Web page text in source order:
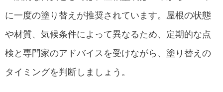
に一度の塗り替えが推奨されています。屋根の状態
や材質、気候条件によって異なるため、定期的な点
検と専門家のアドバイスを受けながら、塗り替えの
タイミングを判断しましょう。